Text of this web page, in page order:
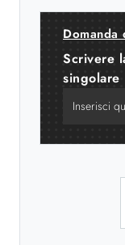
Domanda
Scrivere
singolare